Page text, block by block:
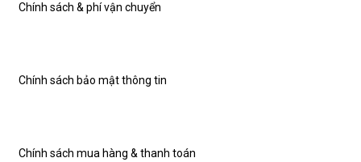
Chính sách bảo mật thông tin
Chính sách mua hàng & thanh toán
Chính sách & phí vận chuyển